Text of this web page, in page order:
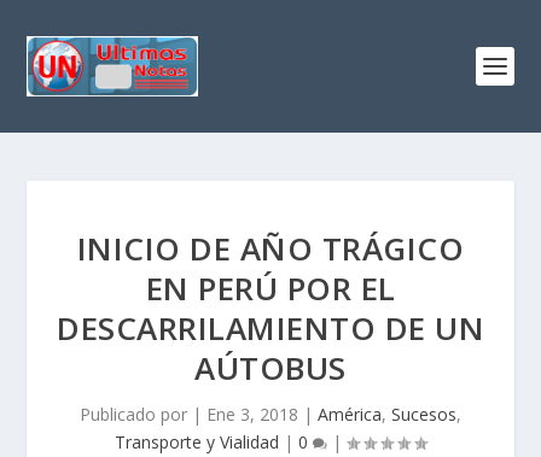
INICIO DE AÑO TRÁGICO
EN PERÚ POR EL
DESCARRILAMIENTO DE UN
AÚTOBUS
Publicado por | Ene 3, 2018 | América, Sucesos,
Transporte y Vialidad | 0 |